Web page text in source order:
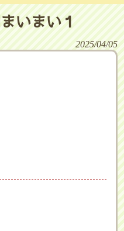
いまい１
2025/04/05